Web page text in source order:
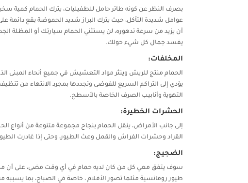
بصرف النظر عن كونه طائر حامل للطفيليات، يترك الحمام كمية
عوامل شديدة التآكل، حيث يترك البراز شديد الحموضة بقع دائمة
أن يزيد من سرعة تدهوره، لن يستثني الحمام سيارتك أو المظلة
يفسد جمال كل شيء حولك.
المخلفات:
الحمام منتج للريش وينثر مواد التعشيش في جميع أنحاء المبنى
يؤدي إلى التراكم السريع للفوضى وتجددها بمجرد الانتهاء من
التهوية وأنابيب الصرف الخاصة بالأسطح.
الحشرات الخطيرة:
إلى جانب الأمراض، ينقل الحمام بنجاح مجموعة متنوعة من أنواع
القراد وحشرات الفراش والقمل وعث الطيور، وحتى إذا غادرت
الضجيج:
سوف يتفق معي كل من كان لديه حمام في أي وقت مضى، على أن
طيور رومانسية مثلما تصور الأفلام ، خاصة في الصباح، بما